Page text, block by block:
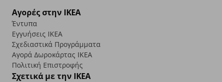
Αγορές στην IKEA
Έντυπα
Εγγυήσεις IKEA
Σχεδιαστικά Προγράμματα
Αγορά Δωρoκάρτας IKEA
Πολιτική Επιστροφής
Σχετικά με την IKEA